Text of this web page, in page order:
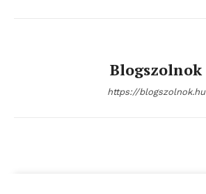
Blogszolnok
https://blogszolnok.hu